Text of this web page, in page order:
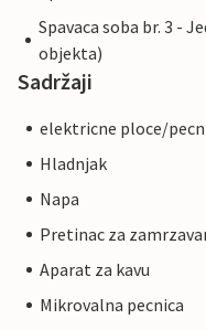
Spavaca soba br. 3 -
objekta)
Sadržaji
elektricne ploce/
Hladnjak
Napa
Pretinac za
Aparat za kavu
Mikrovalna pecnica